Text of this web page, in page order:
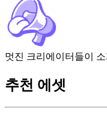
멋진 크리에이터들이
추천 에셋